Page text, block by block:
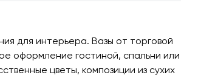
для интерьера. Вазы от торговой
оформление гостиной, спальни или
цветы, композиции из сухих